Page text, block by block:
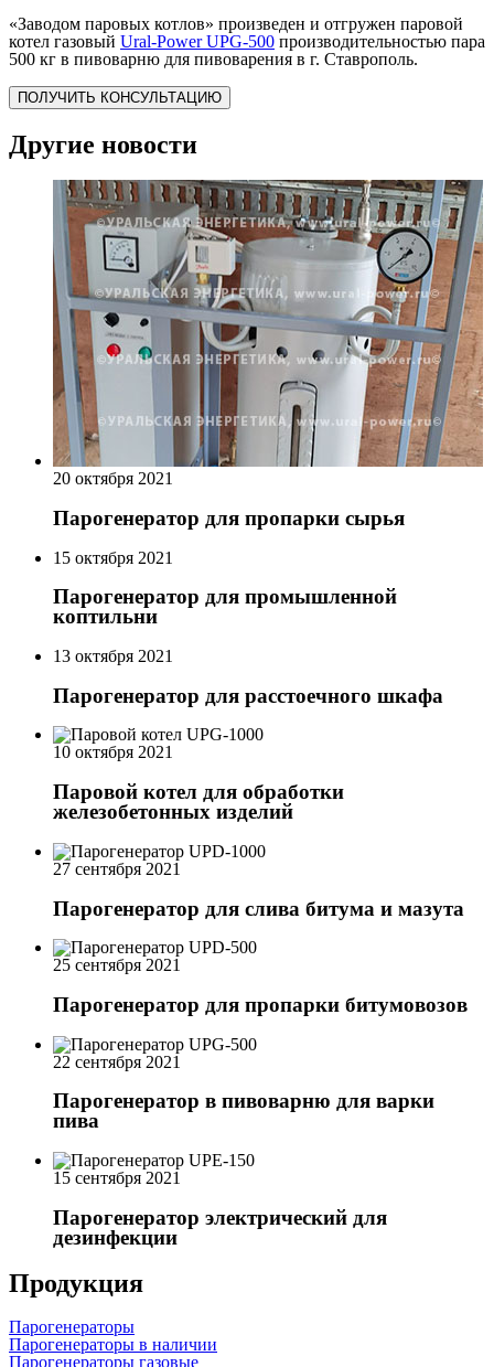
«Заводом паровых котлов» произведен и отгружен паровой
котел газовый Ural-Power UPG-500 производительностью пара
500 кг в пивоварню для пивоварения в г. Ставрополь.
ПОЛУЧИТЬ КОНСУЛЬТАЦИЮ
Другие новости
20 октября 2021
Парогенератор для пропарки сырья
15 октября 2021
Парогенератор для промышленной
коптильни
13 октября 2021
Парогенератор для расстоечного шкафа
10 октября 2021
Паровой котел для обработки
железобетонных изделий
27 сентября 2021
Парогенератор для слива битума и мазута
25 сентября 2021
Парогенератор для пропарки битумовозов
22 сентября 2021
Парогенератор в пивоварню для варки
пива
15 сентября 2021
Парогенератор электрический для
дезинфекции
Продукция
Парогенераторы
Парогенераторы в наличии
Парогенераторы газовые